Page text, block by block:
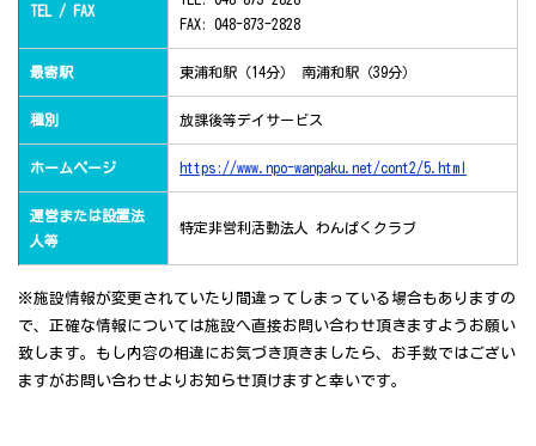
TEL / FAX
FAX: 048-873-2828
最寄駅 東浦和駅（14分） 南浦和駅（39分）
種別 放課後等デイサービス
ホームページ https://www.npo-wanpaku.net/cont2/5.html
運営または設置法
人等
特定非営利活動法人 わんぱくクラブ
※施設情報が変更されていたり間違ってしまっている場合もありますの
で、正確な情報については施設へ直接お問い合わせ頂きますようお願い
致します。もし内容の相違にお気づき頂きましたら、お手数ではござい
ますがお問い合わせよりお知らせ頂けますと幸いです。